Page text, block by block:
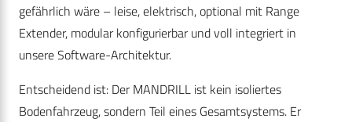
gefährlich wäre – leise, elektrisch, optional mit Range
Extender, modular konfigurierbar und voll integriert in
unsere Software-Architektur.
Entscheidend ist: Der MANDRILL ist kein isoliertes
Bodenfahrzeug, sondern Teil eines Gesamtsystems. Er